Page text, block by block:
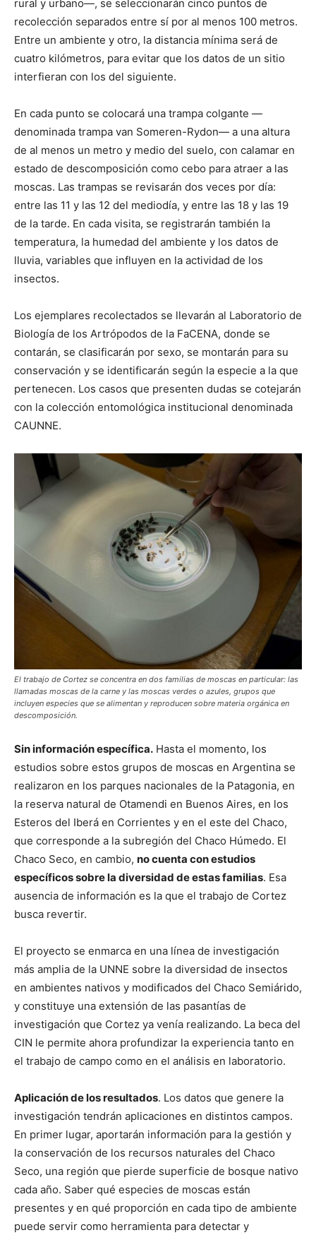
rural y urbano—, se seleccionarán cinco puntos de
recolección separados entre sí por al menos 100 metros.
Entre un ambiente y otro, la distancia mínima será de
cuatro kilómetros, para evitar que los datos de un sitio
interfieran con los del siguiente.
En cada punto se colocará una trampa colgante —
denominada trampa van Someren-Rydon— a una altura
de al menos un metro y medio del suelo, con calamar en
estado de descomposición como cebo para atraer a las
moscas. Las trampas se revisarán dos veces por día:
entre las 11 y las 12 del mediodía, y entre las 18 y las 19
de la tarde. En cada visita, se registrarán también la
temperatura, la humedad del ambiente y los datos de
lluvia, variables que influyen en la actividad de los
insectos.
Los ejemplares recolectados se llevarán al Laboratorio de
Biología de los Artrópodos de la FaCENA, donde se
contarán, se clasificarán por sexo, se montarán para su
conservación y se identificarán según la especie a la que
pertenecen. Los casos que presenten dudas se cotejarán
con la colección entomológica institucional denominada
CAUNNE.
El trabajo de Cortez se concentra en dos familias de moscas en particular: las
llamadas moscas de la carne y las moscas verdes o azules, grupos que
incluyen especies que se alimentan y reproducen sobre materia orgánica en
descomposición.
Sin información específica. Hasta el momento, los
estudios sobre estos grupos de moscas en Argentina se
realizaron en los parques nacionales de la Patagonia, en
la reserva natural de Otamendi en Buenos Aires, en los
Esteros del Iberá en Corrientes y en el este del Chaco,
que corresponde a la subregión del Chaco Húmedo. El
Chaco Seco, en cambio, no cuenta con estudios
específicos sobre la diversidad de estas familias. Esa
ausencia de información es la que el trabajo de Cortez
busca revertir.
El proyecto se enmarca en una línea de investigación
más amplia de la UNNE sobre la diversidad de insectos
en ambientes nativos y modificados del Chaco Semiárido,
y constituye una extensión de las pasantías de
investigación que Cortez ya venía realizando. La beca del
CIN le permite ahora profundizar la experiencia tanto en
el trabajo de campo como en el análisis en laboratorio.
Aplicación de los resultados. Los datos que genere la
investigación tendrán aplicaciones en distintos campos.
En primer lugar, aportarán información para la gestión y
la conservación de los recursos naturales del Chaco
Seco, una región que pierde superficie de bosque nativo
cada año. Saber qué especies de moscas están
presentes y en qué proporción en cada tipo de ambiente
puede servir como herramienta para detectar y